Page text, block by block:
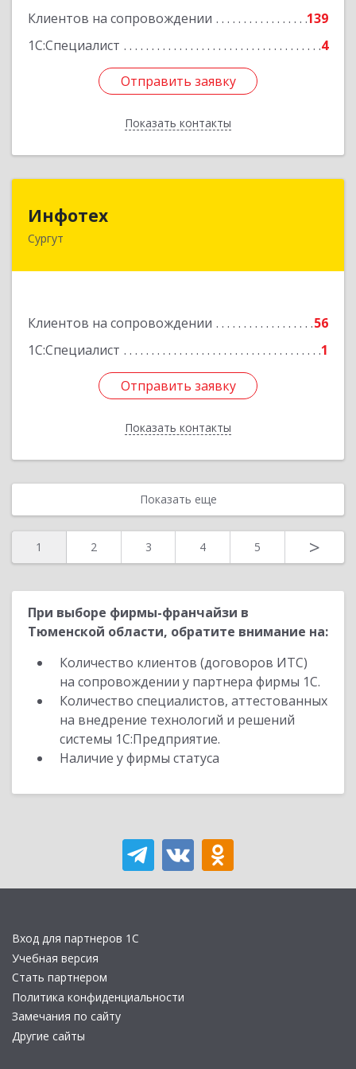
Клиентов на сопровождении
139
1С:Специалист
4
Отправить заявку
Показать контакты
Отправить заявку
Назад
Инфотех
Сургут
Клиентов на сопровождении
56
1С:Специалист
1
Отправить заявку
Показать контакты
628400, Ханты-Мансийский Автономный округ
Отправить заявку
Назад
Показать еще
1 2 3 4 5 >
При выборе фирмы-франчайзи в
Тюменской области, обратите внимание на:
Количество клиентов (договоров ИТС)
на сопровождении у партнера фирмы 1С.
Количество специалистов, аттестованных
на внедрение технологий и решений
системы 1С:Предприятие.
Наличие у фирмы статуса
Вход для партнеров 1С
Учебная версия
Стать партнером
Политика конфиденциальности
Замечания по сайту
Другие сайты